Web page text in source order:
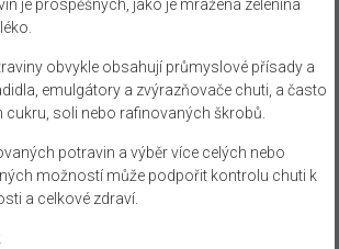
je prospěšných, jako je mražená zelenina
obvykle obsahují průmyslové přísady a
emulgátory a zvýrazňovače chuti, a často
cukru, soli nebo rafinovaných škrobů.
potravin a výběr více celých nebo
možností může podpořit kontrolu chuti k
a celkové zdraví.